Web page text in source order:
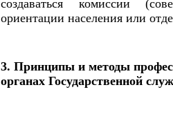
создаваться комиссии
ориентации населения или
3. Принципы и методы
органах Государственной